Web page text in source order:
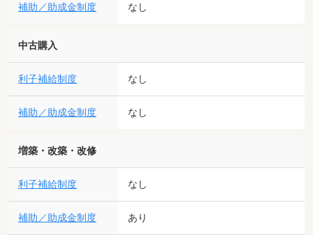
補助／助成金制度 なし
中古購入
利子補給制度 なし
補助／助成金制度 なし
増築・改築・改修
利子補給制度 なし
補助／助成金制度 あり